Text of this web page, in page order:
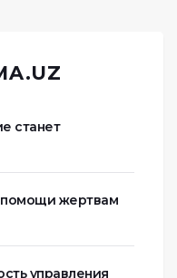
станет
жертвам
управления